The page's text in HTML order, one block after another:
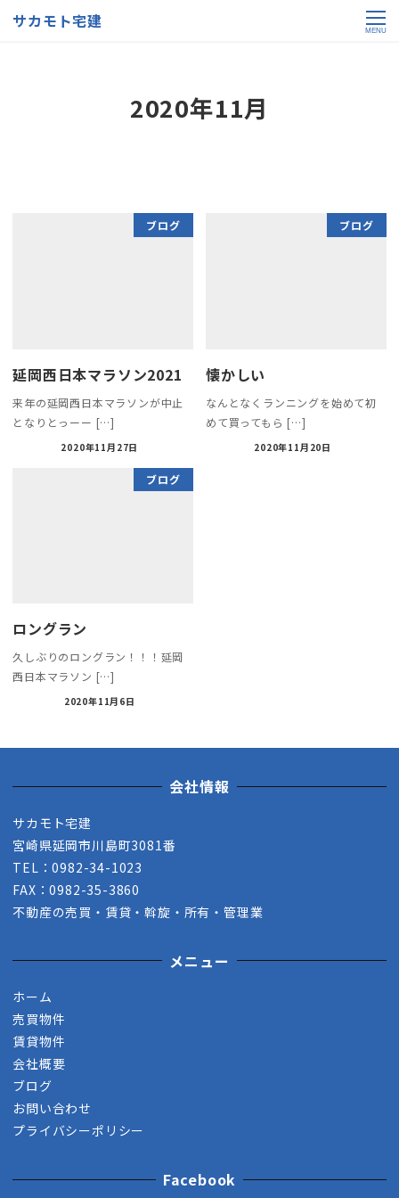
サカモト宅建 MENU
2020年11月
ブログ
延岡西日本マラソン2021
来年の延岡西日本マラソンが中止
となりとっーー […]
2020年11月27日
ブログ
懐かしい
なんとなくランニングを始めて初
めて買ってもら […]
2020年11月20日
ブログ
ロングラン
久しぶりのロングラン！！！延岡
西日本マラソン […]
2020年11月6日
会社情報
サカモト宅建
宮崎県延岡市川島町3081番
TEL：0982-34-1023
FAX：0982-35-3860
不動産の売買・賃貸・斡旋・所有・管理業
メニュー
ホーム
売買物件
賃貸物件
会社概要
ブログ
お問い合わせ
プライバシーポリシー
Facebook